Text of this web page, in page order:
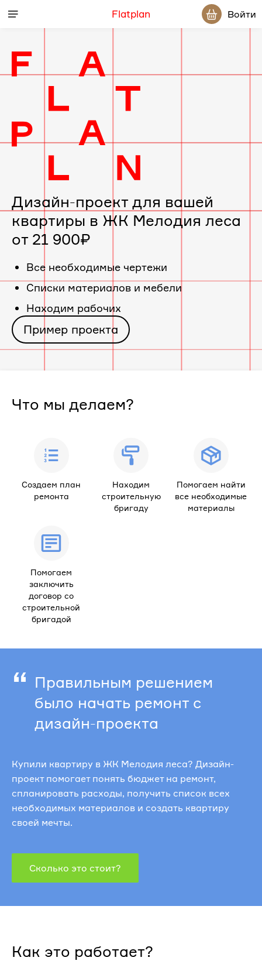
Flatplan Войти
Дизайн-
проект
интерьера
для
вашей
квартиры
в
«ЖК
Мелодия
леса»
Дизайн-проект для вашей
квартиры в ЖК Мелодия леса
от 21 900₽
Все необходимые чертежи
Cписки материалов и мебели
Находим рабочих
Пример проекта
Что мы делаем?
Создаем план
ремонта
Находим
строительную
бригаду
Помогаем найти
все необходимые
материалы
Помогаем
заключить
договор со
строительной
бригадой
“ Правильным решением
было начать ремонт с
дизайн-проекта
Купили квартиру в ЖК Мелодия леса? Дизайн-
проект помогает понять бюджет на ремонт,
спланировать расходы, получить список всех
необходимых материалов и создать квартиру
своей мечты.
Сколько это стоит?
Как это работает?